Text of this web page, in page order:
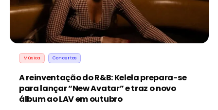
Música Concertos
A reinventação do R&B: Kelela prepara-se
para lançar “New Avatar” e traz o novo
álbum ao LAV em outubro